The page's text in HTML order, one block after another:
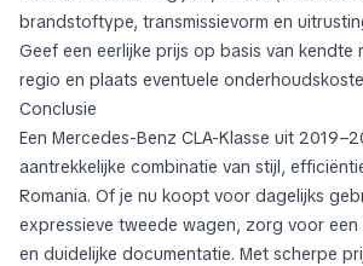
brandstoftype, transmissievorm en
Geef een eerlijke prijs op basis van kendte
regio en plaats eventuele
Conclusie
Een Mercedes-Benz CLA-Klasse uit
aantrekkelijke combinatie van stijl,
Romania. Of je nu koopt voor dagelijks
expressieve tweede wagen, zorg voor
en duidelijke documentatie. Met scherpe